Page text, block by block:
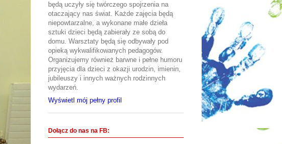
będą uczyły się twórczego spojrzenia na
otaczający nas świat. Każde zajęcia będą
niepowtarzalne, a wykonane małe dzieła
sztuki dzieci będą zabierały ze sobą do
domu. Warsztaty będą się odbywały pod
opieką wykwalifikowanych pedagogów.
Organizujemy również barwne i pełne humoru
przyjęcia dla dzieci z okazji urodzin, imienin,
jubileuszy i innych ważnych rodzinnych
wydarzeń.
Wyświetl mój pełny profil
Dołącz do nas na FB: